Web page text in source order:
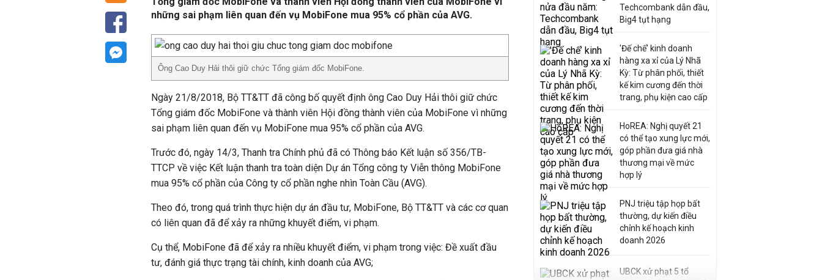
những sai phạm liên quan đến vụ MobiFone mua 95% cổ phần của AVG.
Ông Cao Duy Hải thôi giữ chức Tổng giám đốc MobiFone.
Ngày 21/8/2018, Bộ TT&TT đã công bố quyết định ông Cao Duy Hải thôi giữ chức
Tổng giám đốc MobiFone và thành viên Hội đồng thành viên của MobiFone vì những
sai phạm liên quan đến vụ MobiFone mua 95% cổ phần của AVG.
Trước đó, ngày 14/3, Thanh tra Chính phủ đã có Thông báo Kết luận số 356/TB-
TTCP về việc Kết luận thanh tra toàn diện Dự án Tổng công ty Viễn thông MobiFone
mua 95% cổ phần của Công ty cổ phần nghe nhìn Toàn Cầu (AVG).
Theo đó, trong quá trình thực hiện dự án đầu tư, MobiFone, Bộ TT&TT và các cơ quan
có liên quan đã để xảy ra những khuyết điểm, vi phạm.
Cụ thể, MobiFone đã để xảy ra nhiều khuyết điểm, vi phạm trong việc: Đề xuất đầu
tư, đánh giá thực trạng tài chính, kinh doanh của AVG;
Techcombank dẫn đầu,
Big4 tụt hạng
'Đế chế’ kinh doanh
hàng xa xỉ của Lý Nhã
Kỳ: Từ phân phối, thiết
kế kim cương đến thời
trang, phụ kiện cao cấp
HoREA: Nghị quyết 21
có thể tạo xung lực mới,
góp phần đưa giá nhà
thương mại về mức
hợp lý
PNJ triệu tập họp bất
thường, dự kiến điều
chỉnh kế hoạch kinh
doanh 2026
UBCK xử phạt 5 tổ